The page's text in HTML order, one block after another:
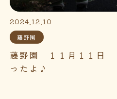
2024.12.10
藤野園
藤野園 １１月１１日
ったよ♪